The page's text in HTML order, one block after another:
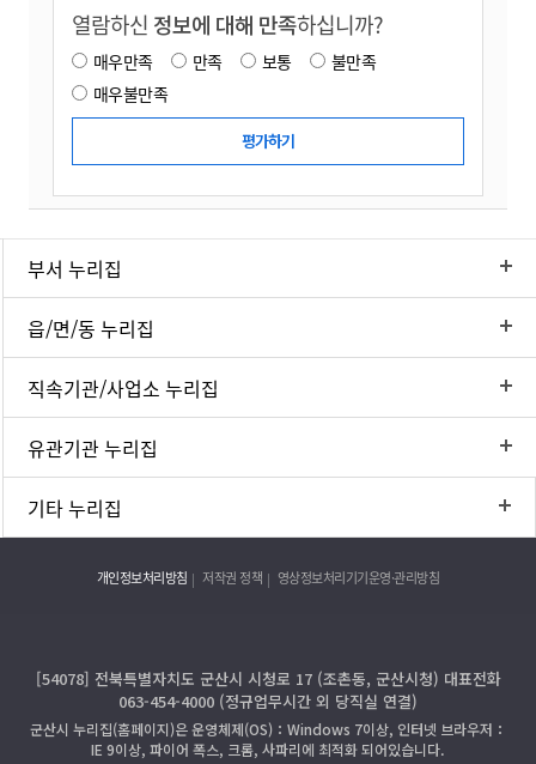
열람하신 정보에 대해 만족하십니까?
매우만족 만족 보통
불만족
매우불만족
부서 누리집
읍/면/동 누리집
직속기관/사업소 누리집
유관기관 누리집
기타 누리집
개인정보처리방침 저작권 정책 영상정보처리기기운영·관리방침
[54078] 전북특별자치도 군산시 시청로 17 (조촌동, 군산시청) 대표전화
063-454-4000 (정규업무시간 외 당직실 연결)
군산시 누리집(홈페이지)은 운영체제(OS)：Windows 7이상, 인터넷 브라우저：
IE 9이상, 파이어 폭스, 크롬, 사파리에 최적화 되어있습니다.